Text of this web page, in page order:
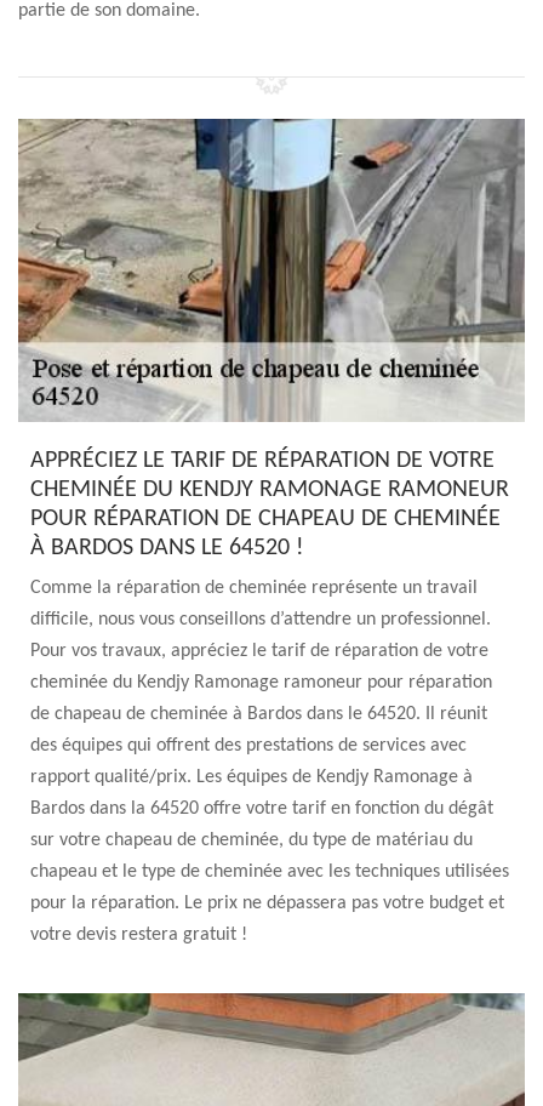
partie de son domaine.
APPRÉCIEZ LE TARIF DE RÉPARATION DE VOTRE
CHEMINÉE DU KENDJY RAMONAGE RAMONEUR
POUR RÉPARATION DE CHAPEAU DE CHEMINÉE
À BARDOS DANS LE 64520 !
Comme la réparation de cheminée représente un travail
difficile, nous vous conseillons d’attendre un professionnel.
Pour vos travaux, appréciez le tarif de réparation de votre
cheminée du Kendjy Ramonage ramoneur pour réparation
de chapeau de cheminée à Bardos dans le 64520. Il réunit
des équipes qui offrent des prestations de services avec
rapport qualité/prix. Les équipes de Kendjy Ramonage à
Bardos dans la 64520 offre votre tarif en fonction du dégât
sur votre chapeau de cheminée, du type de matériau du
chapeau et le type de cheminée avec les techniques utilisées
pour la réparation. Le prix ne dépassera pas votre budget et
votre devis restera gratuit !